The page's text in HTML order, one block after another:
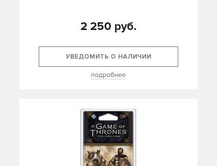
2 250 руб.
УВЕДОМИТЬ О НАЛИЧИИ
подробнее